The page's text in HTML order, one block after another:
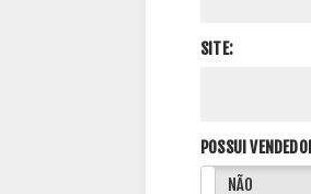
SITE:
POSSUI
NÃO